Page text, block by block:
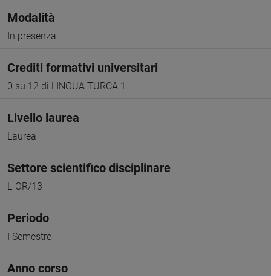
Modalità
In presenza
Crediti formativi universitari
0 su 12 di LINGUA TURCA 1
Livello laurea
Laurea
Settore scientifico disciplinare
L-OR/13
Periodo
I Semestre
Anno corso